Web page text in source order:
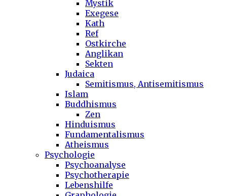
Mystik
Exegese
Kath
Ref
Ostkirche
Anglikan
Sekten
Judaica
Semitismus, Antisemitismus
Islam
Buddhismus
Zen
Hinduismus
Fundamentalismus
Atheismus
Psychologie
Psychoanalyse
Psychotherapie
Lebenshilfe